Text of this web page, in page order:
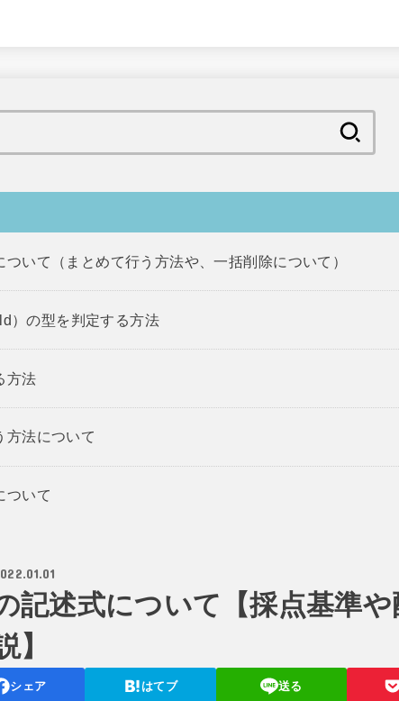
索:
ついて（まとめて行う方法や、一括削除について）
）の型を判定する方法
方法
方法について
ついて
記述式について【採点基準や
】
シェア はてブ 送る